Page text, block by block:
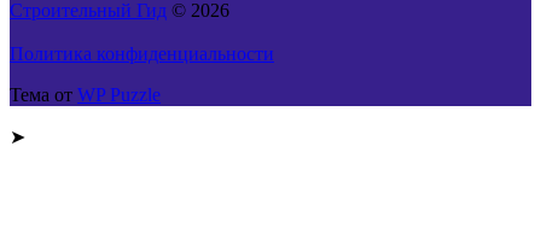
Строительный Гид © 2026
Политика конфиденциальности
Тема от WP Puzzle
➤